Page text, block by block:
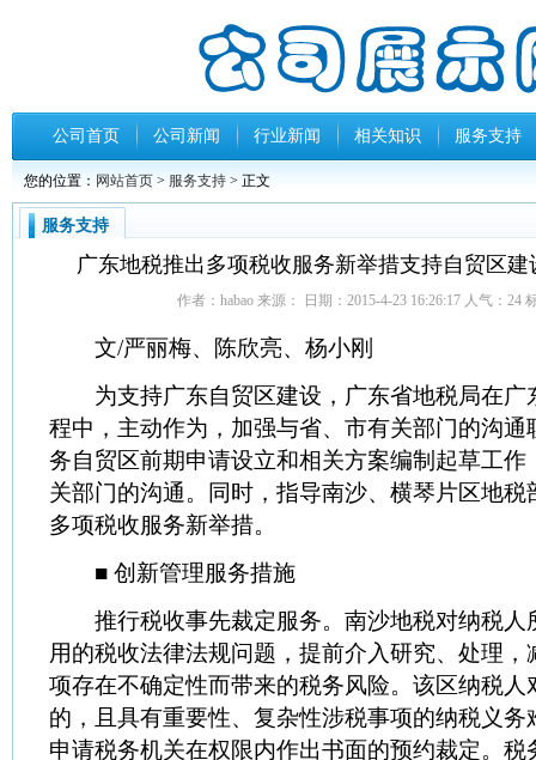
公司首页 公司新闻 行业新闻 相关知识 服务支持
您的位置： 网站首页 > 服务支持 > 正文
服务支持
广东地税推出多项税收服务新举措支持自贸区建
作者：habao 来源： 日期：2015-4-23 16:26:17 人气： 24
文/严丽梅、陈欣亮、杨小刚
为支持广东自贸区建设，广东省地税局在广
程中，主动作为，加强与省、市有关部门的沟通
务自贸区前期申请设立和相关方案编制起草工作
关部门的沟通。同时，指导南沙、横琴片区地税
多项税收服务新举措。
■ 创新管理服务措施
推行税收事先裁定服务。南沙地税对纳税人
用的税收法律法规问题，提前介入研究、处理
项存在不确定性而带来的税务风险。该区纳税人
的，且具有重要性、复杂性涉税事项的纳税义务
申请税务机关在权限内作出书面的预约裁定。税